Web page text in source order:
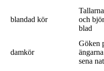
blandad kör
och
blad
damkör
Göken
sena